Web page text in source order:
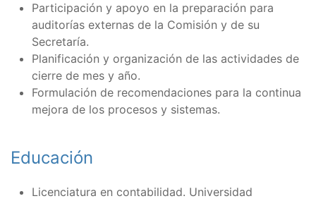
Participación y apoyo en la preparación para
auditorías externas de la Comisión y de su
Secretaría.
Planificación y organización de las actividades de
cierre de mes y año.
Formulación de recomendaciones para la continua
mejora de los procesos y sistemas.
Educación
Licenciatura en contabilidad. Universidad